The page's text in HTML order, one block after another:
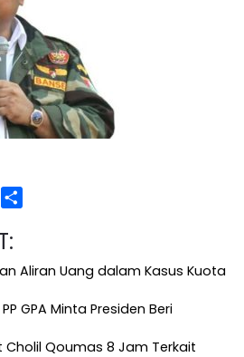
Telegram
Aliran Uang dalam Kasus Kuota
GPA Minta Presiden Beri
Cholil Qoumas 8 Jam Terkait